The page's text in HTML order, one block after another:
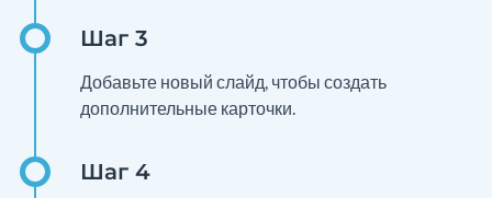
Добавьте новый слайд, чтобы создать
дополнительные карточки.